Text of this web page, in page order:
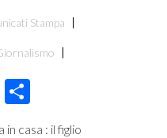
Stampa
Pinterest
casa : il figlio